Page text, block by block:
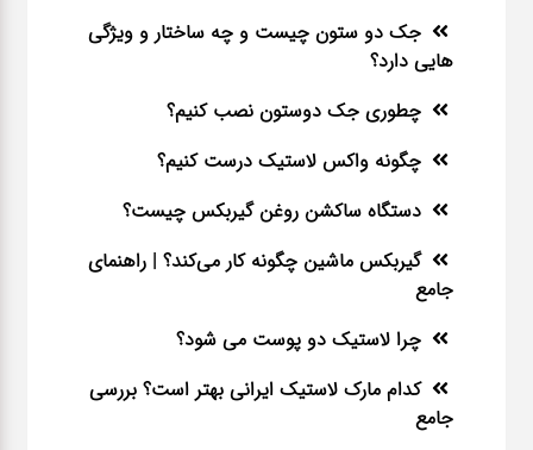
جک دو ستون چیست و چه ساختار و ویژگی
هایی دارد؟
چطوری جک دوستون نصب کنیم؟
چگونه واکس لاستیک درست کنیم؟
دستگاه ساکشن روغن گیربکس چیست؟
گیربکس ماشین چگونه کار می‌کند؟ | راهنمای
جامع
چرا لاستیک دو پوست می شود؟
کدام مارک لاستیک ایرانی بهتر است؟ بررسی
جامع